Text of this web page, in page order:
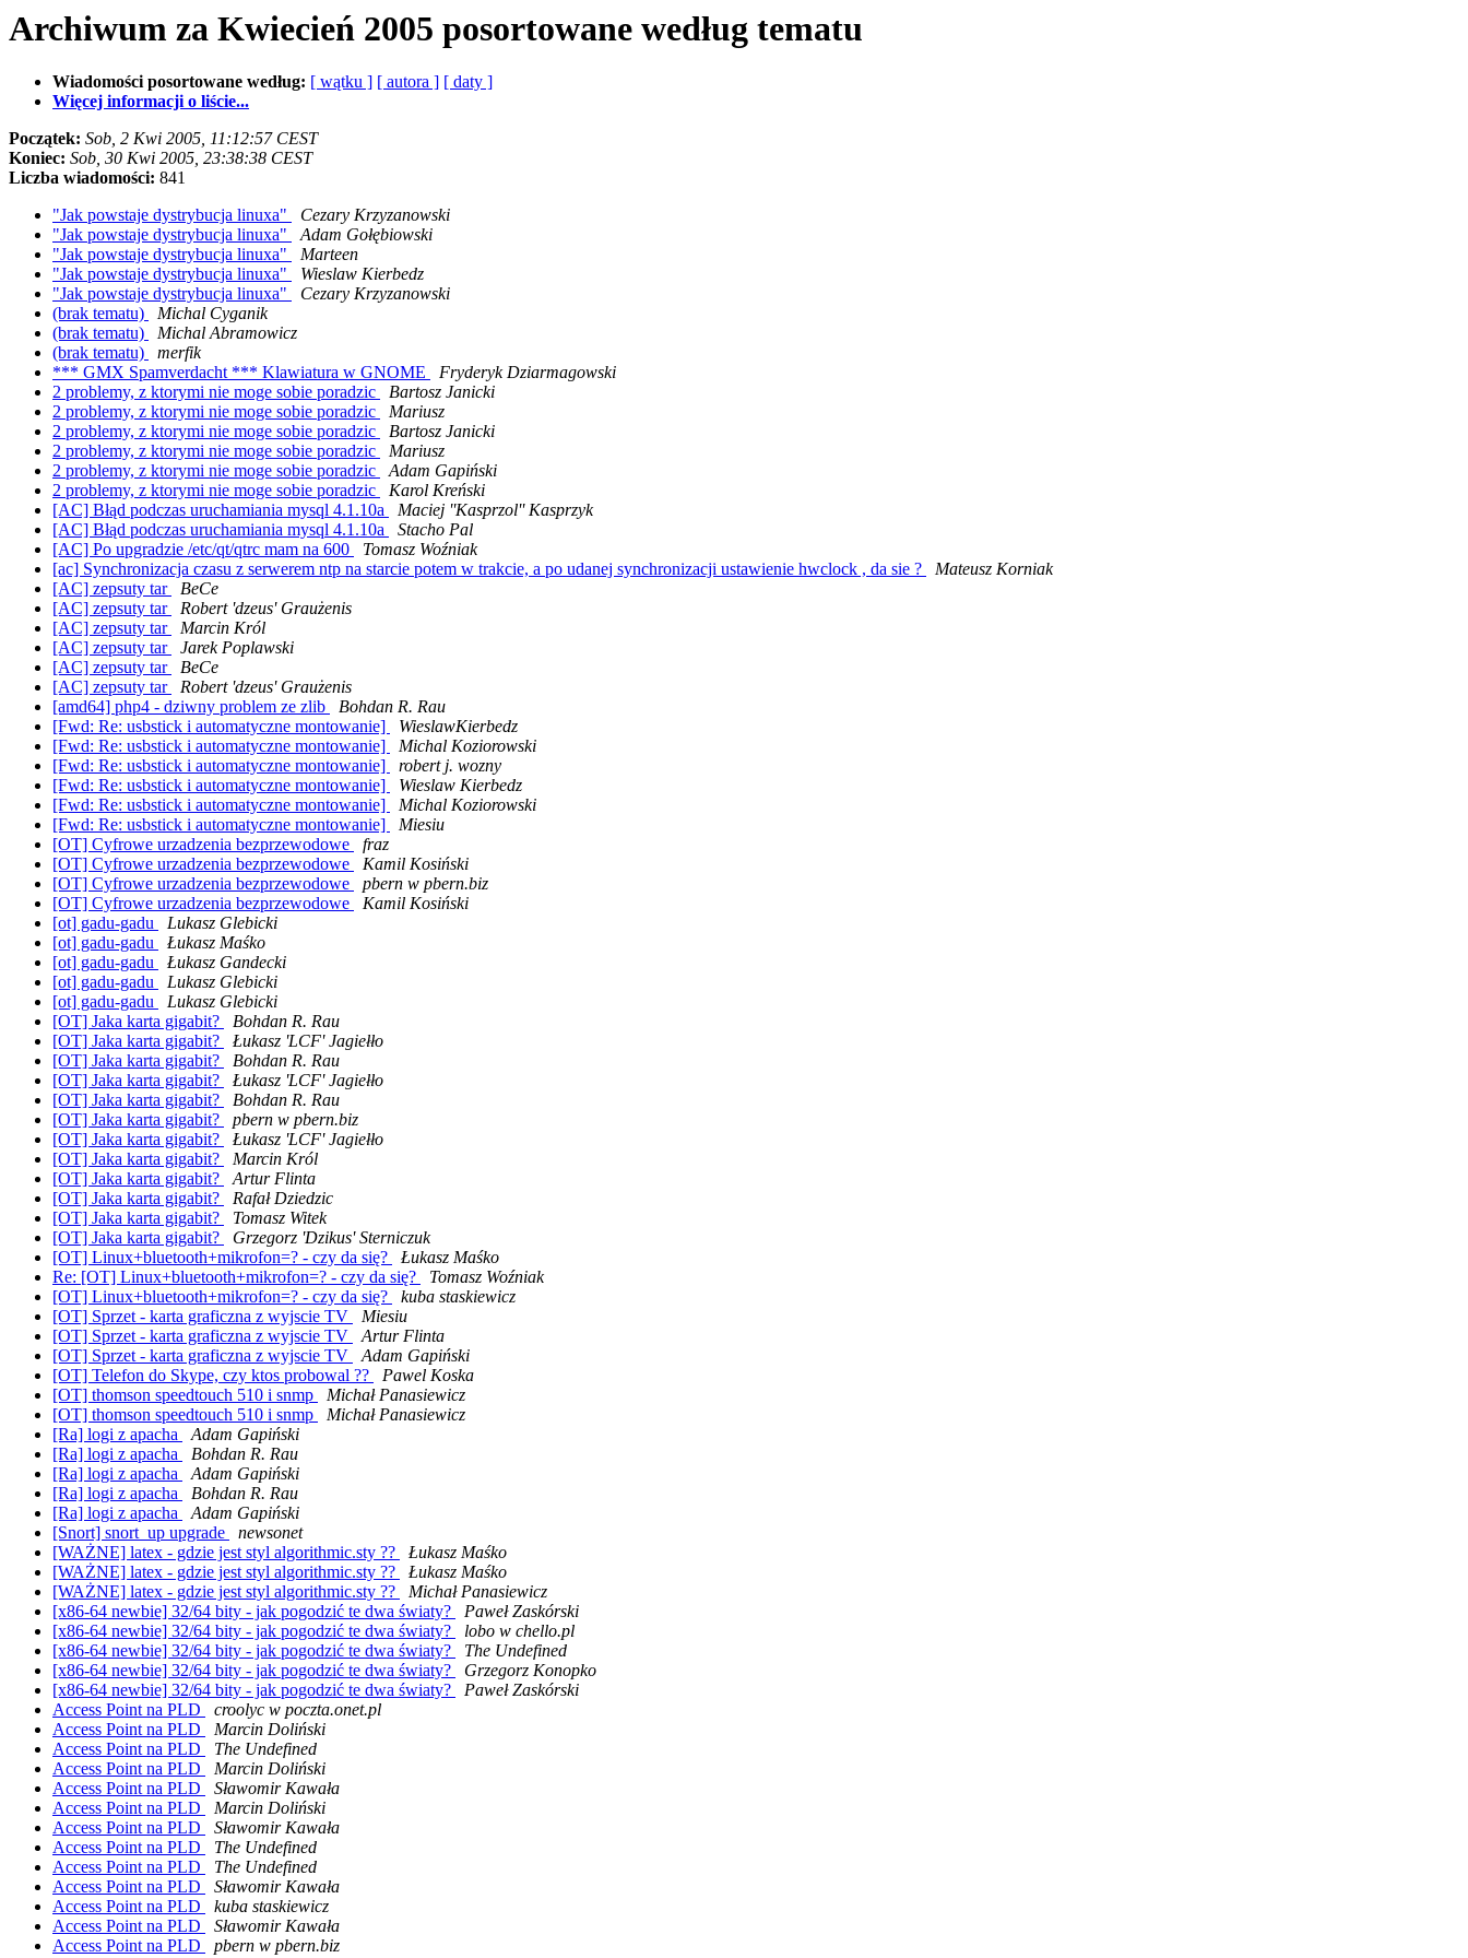
Archiwum za Kwiecień 2005 posortowane według tematu
Wiadomości posortowane według: [ wątku ] [ autora ] [ daty ]
Więcej informacji o liście...
Początek: Sob, 2 Kwi 2005, 11:12:57 CEST
Koniec: Sob, 30 Kwi 2005, 23:38:38 CEST
Liczba wiadomości: 841
"Jak powstaje dystrybucja linuxa"
Cezary Krzyzanowski
"Jak powstaje dystrybucja linuxa"
Adam Gołębiowski
"Jak powstaje dystrybucja linuxa"
Marteen
"Jak powstaje dystrybucja linuxa"
Wieslaw Kierbedz
"Jak powstaje dystrybucja linuxa"
Cezary Krzyzanowski
(brak tematu)
Michal Cyganik
(brak tematu)
Michal Abramowicz
(brak tematu)
merfik
*** GMX Spamverdacht *** Klawiatura w GNOME
Fryderyk Dziarmagowski
2 problemy, z ktorymi nie moge sobie poradzic
Bartosz Janicki
2 problemy, z ktorymi nie moge sobie poradzic
Mariusz
2 problemy, z ktorymi nie moge sobie poradzic
Bartosz Janicki
2 problemy, z ktorymi nie moge sobie poradzic
Mariusz
2 problemy, z ktorymi nie moge sobie poradzic
Adam Gapiński
2 problemy, z ktorymi nie moge sobie poradzic
Karol Kreński
[AC] Błąd podczas uruchamiania mysql 4.1.10a
Maciej ''Kasprzol'' Kasprzyk
[AC] Błąd podczas uruchamiania mysql 4.1.10a
Stacho Pal
[AC] Po upgradzie /etc/qt/qtrc mam na 600
Tomasz Woźniak
[ac] Synchronizacja czasu z serwerem ntp na starcie potem w trakcie, a po udanej synchronizacji ustawienie hwclock , da sie ?
Mateusz Korniak
[AC] zepsuty tar
BeCe
[AC] zepsuty tar
Robert 'dzeus' Graużenis
[AC] zepsuty tar
Marcin Król
[AC] zepsuty tar
Jarek Poplawski
[AC] zepsuty tar
BeCe
[AC] zepsuty tar
Robert 'dzeus' Graużenis
[amd64] php4 - dziwny problem ze zlib
Bohdan R. Rau
[Fwd: Re: usbstick i automatyczne montowanie]
WieslawKierbedz
[Fwd: Re: usbstick i automatyczne montowanie]
Michal Koziorowski
[Fwd: Re: usbstick i automatyczne montowanie]
robert j. wozny
[Fwd: Re: usbstick i automatyczne montowanie]
Wieslaw Kierbedz
[Fwd: Re: usbstick i automatyczne montowanie]
Michal Koziorowski
[Fwd: Re: usbstick i automatyczne montowanie]
Miesiu
[OT] Cyfrowe urzadzenia bezprzewodowe
fraz
[OT] Cyfrowe urzadzenia bezprzewodowe
Kamil Kosiński
[OT] Cyfrowe urzadzenia bezprzewodowe
pbern w pbern.biz
[OT] Cyfrowe urzadzenia bezprzewodowe
Kamil Kosiński
[ot] gadu-gadu
Lukasz Glebicki
[ot] gadu-gadu
Łukasz Maśko
[ot] gadu-gadu
Łukasz Gandecki
[ot] gadu-gadu
Lukasz Glebicki
[ot] gadu-gadu
Lukasz Glebicki
[OT] Jaka karta gigabit?
Bohdan R. Rau
[OT] Jaka karta gigabit?
Łukasz 'LCF' Jagiełło
[OT] Jaka karta gigabit?
Bohdan R. Rau
[OT] Jaka karta gigabit?
Łukasz 'LCF' Jagiełło
[OT] Jaka karta gigabit?
Bohdan R. Rau
[OT] Jaka karta gigabit?
pbern w pbern.biz
[OT] Jaka karta gigabit?
Łukasz 'LCF' Jagiełło
[OT] Jaka karta gigabit?
Marcin Król
[OT] Jaka karta gigabit?
Artur Flinta
[OT] Jaka karta gigabit?
Rafał Dziedzic
[OT] Jaka karta gigabit?
Tomasz Witek
[OT] Jaka karta gigabit?
Grzegorz 'Dzikus' Sterniczuk
[OT] Linux+bluetooth+mikrofon=? - czy da się?
Łukasz Maśko
Re: [OT] Linux+bluetooth+mikrofon=? - czy da się?
Tomasz Woźniak
[OT] Linux+bluetooth+mikrofon=? - czy da się?
kuba staskiewicz
[OT] Sprzet - karta graficzna z wyjscie TV
Miesiu
[OT] Sprzet - karta graficzna z wyjscie TV
Artur Flinta
[OT] Sprzet - karta graficzna z wyjscie TV
Adam Gapiński
[OT] Telefon do Skype, czy ktos probowal ??
Pawel Koska
[OT] thomson speedtouch 510 i snmp
Michał Panasiewicz
[OT] thomson speedtouch 510 i snmp
Michał Panasiewicz
[Ra] logi z apacha
Adam Gapiński
[Ra] logi z apacha
Bohdan R. Rau
[Ra] logi z apacha
Adam Gapiński
[Ra] logi z apacha
Bohdan R. Rau
[Ra] logi z apacha
Adam Gapiński
[Snort] snort_up upgrade
newsonet
[WAŻNE] latex - gdzie jest styl algorithmic.sty ??
Łukasz Maśko
[WAŻNE] latex - gdzie jest styl algorithmic.sty ??
Łukasz Maśko
[WAŻNE] latex - gdzie jest styl algorithmic.sty ??
Michał Panasiewicz
[x86-64 newbie] 32/64 bity - jak pogodzić te dwa światy?
Paweł Zaskórski
[x86-64 newbie] 32/64 bity - jak pogodzić te dwa światy?
lobo w chello.pl
[x86-64 newbie] 32/64 bity - jak pogodzić te dwa światy?
The Undefined
[x86-64 newbie] 32/64 bity - jak pogodzić te dwa światy?
Grzegorz Konopko
[x86-64 newbie] 32/64 bity - jak pogodzić te dwa światy?
Paweł Zaskórski
Access Point na PLD
croolyc w poczta.onet.pl
Access Point na PLD
Marcin Doliński
Access Point na PLD
The Undefined
Access Point na PLD
Marcin Doliński
Access Point na PLD
Sławomir Kawała
Access Point na PLD
Marcin Doliński
Access Point na PLD
Sławomir Kawała
Access Point na PLD
The Undefined
Access Point na PLD
The Undefined
Access Point na PLD
Sławomir Kawała
Access Point na PLD
kuba staskiewicz
Access Point na PLD
Sławomir Kawała
Access Point na PLD
pbern w pbern.biz